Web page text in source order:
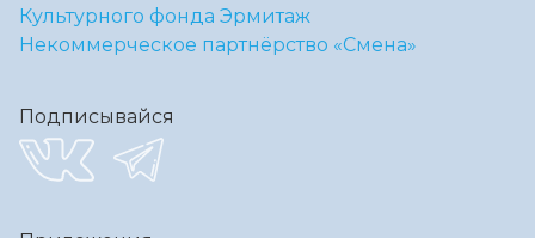
Культурного фонда Эрмитаж
Некоммерческое партнёрство «Смена»
Подписывайся